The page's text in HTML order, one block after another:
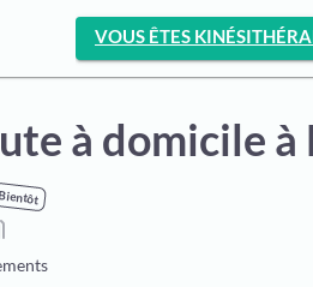
VOUS ÊTES
à domicile à